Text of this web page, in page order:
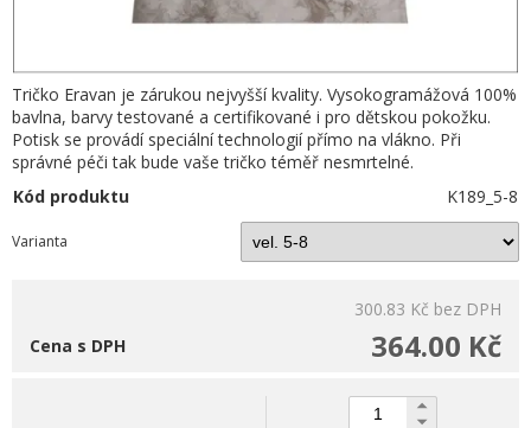
Tričko Eravan je zárukou nejvyšší kvality. Vysokogramážová 100%
bavlna, barvy testované a certifikované i pro dětskou pokožku.
Potisk se provádí speciální technologií přímo na vlákno. Při
správné péči tak bude vaše tričko téměř nesmrtelné.
Kód produktu
K189_5-8
Varianta
300.83 Kč bez DPH
364.00 Kč
Cena s DPH